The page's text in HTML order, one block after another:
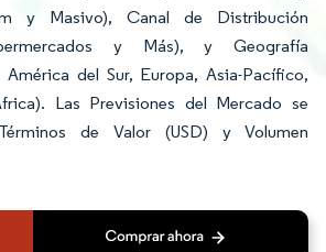
y Masivo), Canal de Distribución
y Más), y Geografía
del Sur, Europa, Asia-Pacífico,
Las Previsiones del Mercado se
de Valor (USD) y Volumen